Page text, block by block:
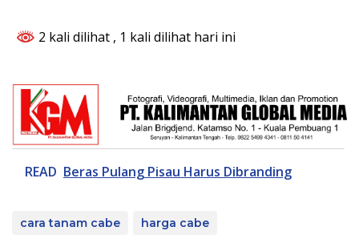
2 kali dilihat , 1 kali dilihat hari ini
READ Beras Pulang Pisau Harus Dibranding
cara tanam cabe harga cabe